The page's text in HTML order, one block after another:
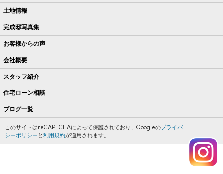
土地情報
完成邸写真集
お客様からの声
会社概要
スタッフ紹介
住宅ローン相談
ブログ一覧
このサイトはreCAPTCHAによって保護されており、Googleのプライバ
シーポリシー と利用規約が適用されます。